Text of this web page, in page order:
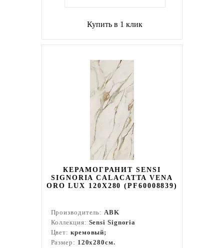
Купить в 1 клик
КЕРАМОГРАНИТ SENSI
SIGNORIA CALACATTA VENA
ORO LUX 120X280 (PF60008839)
Производитель:ABK
Коллекция: Sensi Signoria
Цвет: кремовый;
Размер: 120x280см.